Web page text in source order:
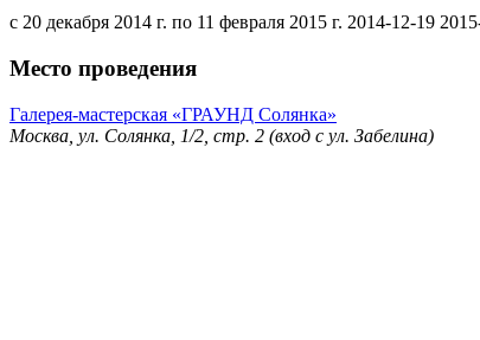
с 20 декабря 2014 г. по 11 февраля 2015 г. 2014-12-19
Место проведения
Галерея-мастерская «ГРАУНД Солянка»
Москва, ул. Солянка, 1/2, стр. 2 (вход с ул. Забелина)